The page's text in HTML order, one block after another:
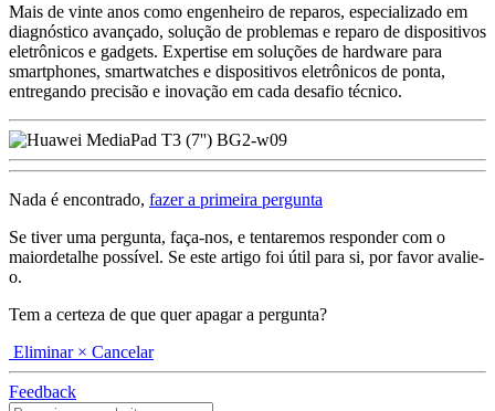
Mais de vinte anos como engenheiro de reparos, especializado em
diagnóstico avançado, solução de problemas e reparo de dispositivos
eletrônicos e gadgets. Expertise em soluções de hardware para
smartphones, smartwatches e dispositivos eletrônicos de ponta,
entregando precisão e inovação em cada desafio técnico.
Nada é encontrado, fazer a primeira pergunta
Se tiver uma pergunta, faça-nos, e tentaremos responder com o
maiordetalhe possível. Se este artigo foi útil para si, por favor avalie-
o.
Tem a certeza de que quer apagar a pergunta?
Eliminar × Cancelar
Feedback